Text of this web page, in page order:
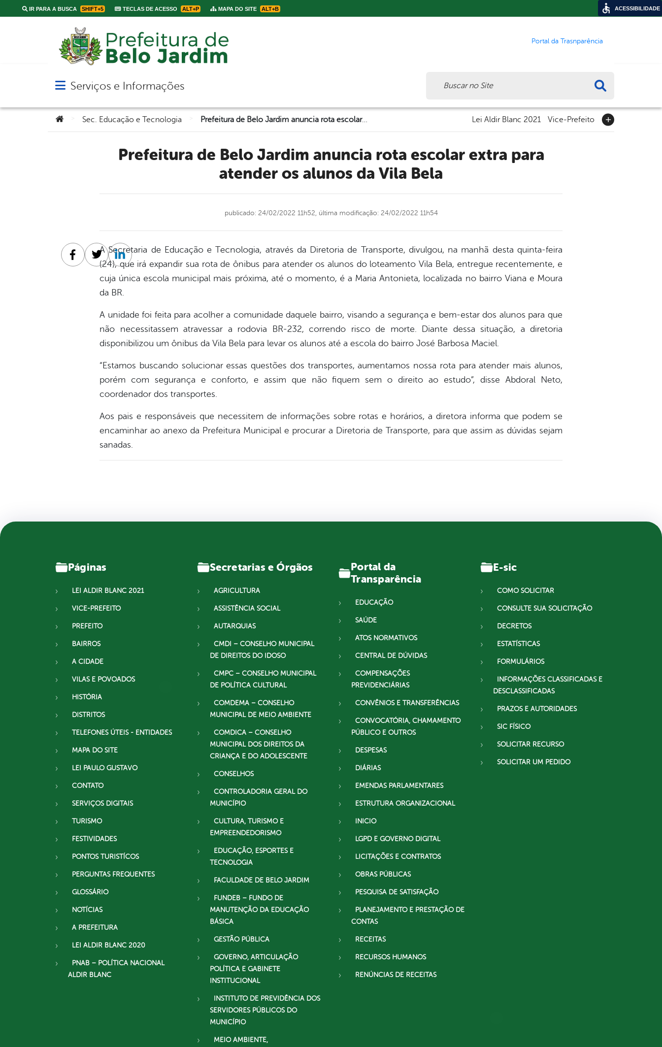
IR PARA A BUSCA SHIFT+5 TECLAS DE ACESSO ALT+P MAPA DO SITE ALT+B
Portal da Trasnparência
Abrir menu principal de navegação
Serviços e Informações
Você está aqui:Sec. Educação e Tecnologia Prefeitura de Belo Jardim anuncia rota escolar extra para atender os alunos da Vila Bela Lei Aldir Blanc 2021 Vice-Prefeito
Prefeitura de Belo Jardim anuncia rota escolar extra para
atender os alunos da Vila Bela
publicado: 24/02/2022 11h52, última modificação: 24/02/2022 11h54
A Secretaria de Educação e Tecnologia, através da Diretoria de Transporte, divulgou, na manhã desta quinta-feira
(24), que irá expandir sua rota de ônibus para atender os alunos do loteamento Vila Bela, entregue recentemente, e
cuja única escola municipal mais próxima, até o momento, é a Maria Antonieta, localizada no bairro Viana e Moura
da BR.
A unidade foi feita para acolher a comunidade daquele bairro, visando a segurança e bem-estar dos alunos para que
não necessitassem atravessar a rodovia BR-232, correndo risco de morte. Diante dessa situação, a diretoria
disponibilizou um ônibus da Vila Bela para levar os alunos até a escola do bairro José Barbosa Maciel.
“Estamos buscando solucionar essas questões dos transportes, aumentamos nossa rota para atender mais alunos,
porém com segurança e conforto, e assim que não fiquem sem o direito ao estudo”, disse Abdoral Neto,
coordenador dos transportes.
Aos pais e responsáveis que necessitem de informações sobre rotas e horários, a diretora informa que podem se
encaminhar ao anexo da Prefeitura Municipal e procurar a Diretoria de Transporte, para que assim as dúvidas sejam
sanadas.
Facebook
TwitterLinkedin
Páginas
LEI ALDIR BLANC 2021
VICE-PREFEITO
PREFEITO
BAIRROS
A CIDADE
VILAS E POVOADOS
HISTÓRIA
DISTRITOS
TELEFONES ÚTEIS - ENTIDADES
MAPA DO SITE
LEI PAULO GUSTAVO
CONTATO
SERVIÇOS DIGITAIS
TURISMO
FESTIVIDADES
PONTOS TURISTÍCOS
PERGUNTAS FREQUENTES
GLOSSÁRIO
NOTÍCIAS
A PREFEITURA
LEI ALDIR BLANC 2020
PNAB – POLÍTICA NACIONAL
ALDIR BLANC
Secretarias e Órgãos
AGRICULTURA
ASSISTÊNCIA SOCIAL
AUTARQUIAS
CMDI – CONSELHO MUNICIPAL
DE DIREITOS DO IDOSO
CMPC – CONSELHO MUNICIPAL
DE POLÍTICA CULTURAL
COMDEMA – CONSELHO
MUNICIPAL DE MEIO AMBIENTE
COMDICA – CONSELHO
MUNICIPAL DOS DIREITOS DA
CRIANÇA E DO ADOLESCENTE
CONSELHOS
CONTROLADORIA GERAL DO
MUNICÍPIO
CULTURA, TURISMO E
EMPREENDEDORISMO
EDUCAÇÃO, ESPORTES E
TECNOLOGIA
FACULDADE DE BELO JARDIM
FUNDEB – FUNDO DE
MANUTENÇÃO DA EDUCAÇÃO
BÁSICA
GESTÃO PÚBLICA
GOVERNO, ARTICULAÇÃO
POLÍTICA E GABINETE
INSTITUCIONAL
INSTITUTO DE PREVIDÊNCIA DOS
SERVIDORES PÚBLICOS DO
MUNICÍPIO
MEIO AMBIENTE,
Portal da
Transparência
EDUCAÇÃO
SAÚDE
ATOS NORMATIVOS
CENTRAL DE DÚVIDAS
COMPENSAÇÕES
PREVIDENCIÁRIAS
CONVÊNIOS E TRANSFERÊNCIAS
CONVOCATÓRIA, CHAMAMENTO
PÚBLICO E OUTROS
DESPESAS
DIÁRIAS
EMENDAS PARLAMENTARES
ESTRUTURA ORGANIZACIONAL
INICIO
LGPD E GOVERNO DIGITAL
LICITAÇÕES E CONTRATOS
OBRAS PÚBLICAS
PESQUISA DE SATISFAÇÃO
PLANEJAMENTO E PRESTAÇÃO DE
CONTAS
RECEITAS
RECURSOS HUMANOS
RENÚNCIAS DE RECEITAS
E-sic
COMO SOLICITAR
CONSULTE SUA SOLICITAÇÃO
DECRETOS
ESTATÍSTICAS
FORMULÁRIOS
INFORMAÇÕES CLASSIFICADAS E
DESCLASSIFICADAS
PRAZOS E AUTORIDADES
SIC FÍSICO
SOLICITAR RECURSO
SOLICITAR UM PEDIDO
ACESSIBILIDADE